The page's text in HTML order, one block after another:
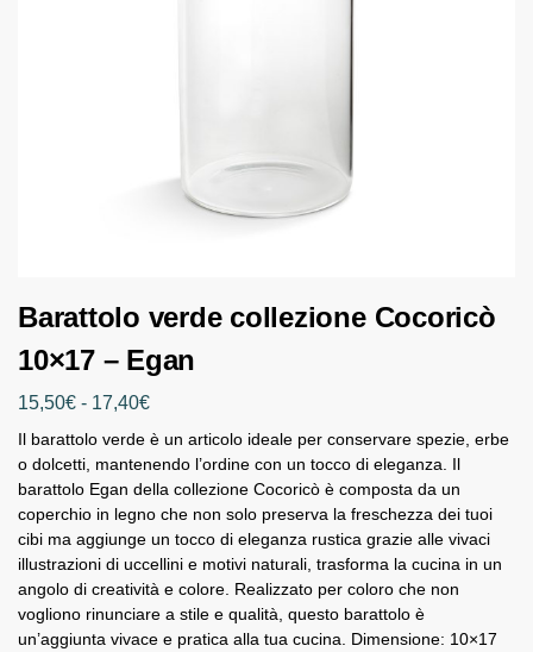
Barattolo verde collezione Cocoricò
10×17 – Egan
15,50€ - 17,40€
Il barattolo verde è un articolo ideale per conservare spezie, erbe
o dolcetti, mantenendo l’ordine con un tocco di eleganza. Il
barattolo Egan della collezione Cocoricò è composta da un
coperchio in legno che non solo preserva la freschezza dei tuoi
cibi ma aggiunge un tocco di eleganza rustica grazie alle vivaci
illustrazioni di uccellini e motivi naturali, trasforma la cucina in un
angolo di creatività e colore. Realizzato per coloro che non
vogliono rinunciare a stile e qualità, questo barattolo è
un’aggiunta vivace e pratica alla tua cucina. Dimensione: 10×17